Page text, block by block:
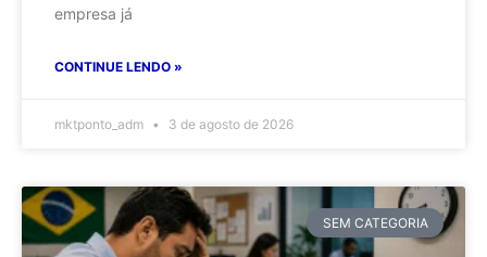
empresa já
CONTINUE LENDO »
mktponto_adm 3 de agosto de 2026
SEM CATEGORIA